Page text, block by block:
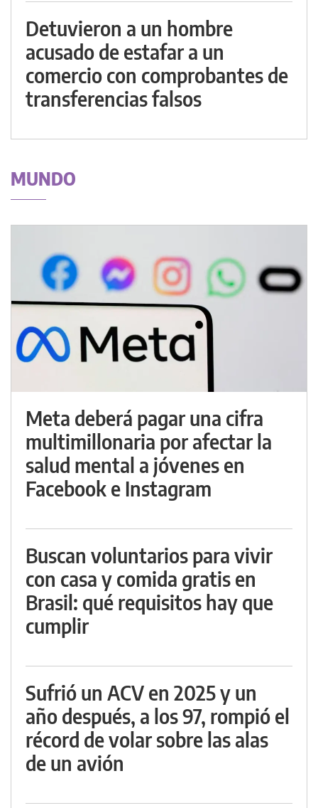
Detuvieron a un hombre
acusado de estafar a un
comercio con comprobantes de
transferencias falsos
MUNDO
Meta deberá pagar una cifra
multimillonaria por afectar la
salud mental a jóvenes en
Facebook e Instagram
Buscan voluntarios para vivir
con casa y comida gratis en
Brasil: qué requisitos hay que
cumplir
Sufrió un ACV en 2025 y un
año después, a los 97, rompió el
récord de volar sobre las alas
de un avión